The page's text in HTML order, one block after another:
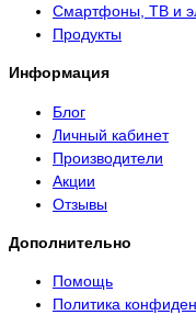
Смартфоны, ТВ и
Продукты
Информация
Блог
Личный кабинет
Производители
Акции
Отзывы
Дополнительно
Помощь
Политика